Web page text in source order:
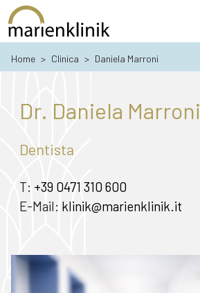
Passa al contenuto principale
Home > Clinica > Daniela Marroni
Dr. Daniela Marroni
Dentista
T: +39 0471 310 600
E-Mail: klinik@marienklinik.it